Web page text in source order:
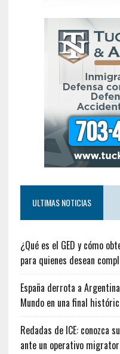
ULTIMAS NOTICIAS
¿Qué es el GED y cómo
para quienes desean
España derrota a
Mundo en una final
Redadas de ICE: conozca
ante un operativo